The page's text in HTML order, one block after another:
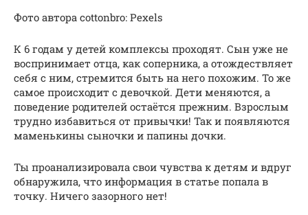
Фото автора cottonbro: Pexels
К 6 годам у детей комплексы проходят. Сын уже не
воспринимает отца, как соперника, а отождествляет
себя с ним, стремится быть на него похожим. То же
самое происходит с девочкой. Дети меняются, а
поведение родителей остаётся прежним. Взрослым
трудно избавиться от привычки! Так и появляются
маменькины сыночки и папины дочки.
Ты проанализировала свои чувства к детям и вдруг
обнаружила, что информация в статье попала в
точку. Ничего зазорного нет!